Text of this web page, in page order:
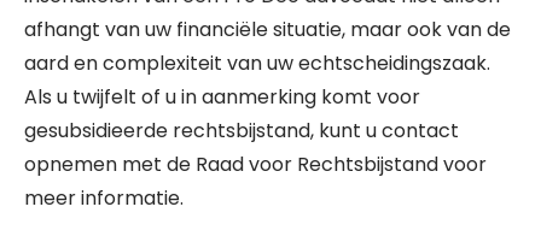
afhangt van uw financiële situatie, maar ook van de
aard en complexiteit van uw echtscheidingszaak.
Als u twijfelt of u in aanmerking komt voor
gesubsidieerde rechtsbijstand, kunt u contact
opnemen met de Raad voor Rechtsbijstand voor
meer informatie.